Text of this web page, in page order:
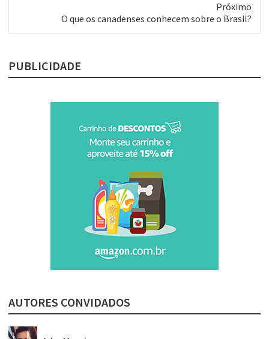
Próximo
post:
O que os canadenses conhecem sobre o Brasil?
PUBLICIDADE
AUTORES CONVIDADOS